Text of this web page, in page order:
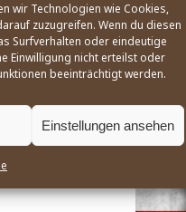
wir Technologien wie Cookies,
zuzugreifen. Wenn du diesen
Surfverhalten oder eindeutige
Einwilligung nicht erteilst oder
beeinträchtigt werden.
Einstellungen ansehen
des